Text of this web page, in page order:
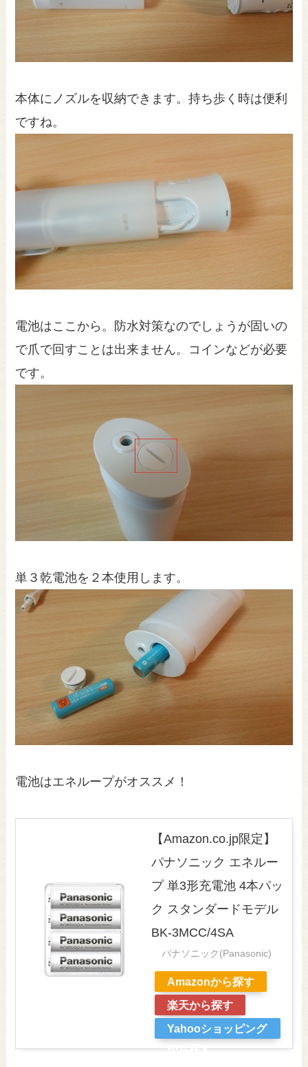
本体にノズルを収納できます。持ち歩く時は便利
ですね。
電池はここから。防水対策なのでしょうが固いの
で爪で回すことは出来ません。コインなどが必要
です。
単３乾電池を２本使用します。
電池はエネループがオススメ！
【Amazon.co.jp限定】
パナソニック エネルー
プ 単3形充電池 4本パッ
ク スタンダードモデル
BK-3MCC/4SA
パナソニック(Panasonic)
Amazonから探す
楽天から探す
Yahooショッピング
から探す